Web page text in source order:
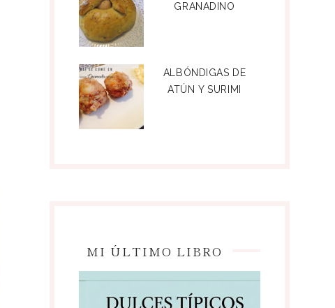
GRANADINO
ALBÓNDIGAS DE
ATÚN Y SURIMI
MI ÚLTIMO LIBRO